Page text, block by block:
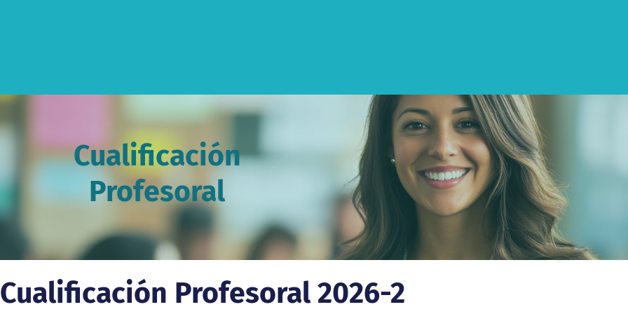
Cualificación
Profesoral
Profesoral 2026-2